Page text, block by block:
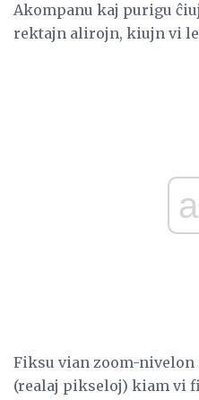
Akompanu kaj purigu
rektajn alirojn, kiujn vi
Fiksu vian zoom-nivelon
(realaj pikseloj) kiam vi